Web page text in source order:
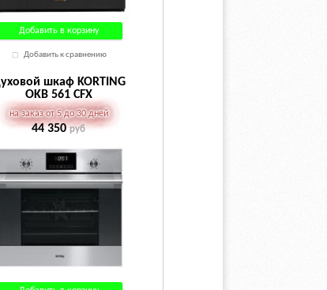
Добавить в корзину
Добавить к сравнению
шкаф KORTING
OKB 561 CFX
на заказ от 5 до 30 дней
44 350руб